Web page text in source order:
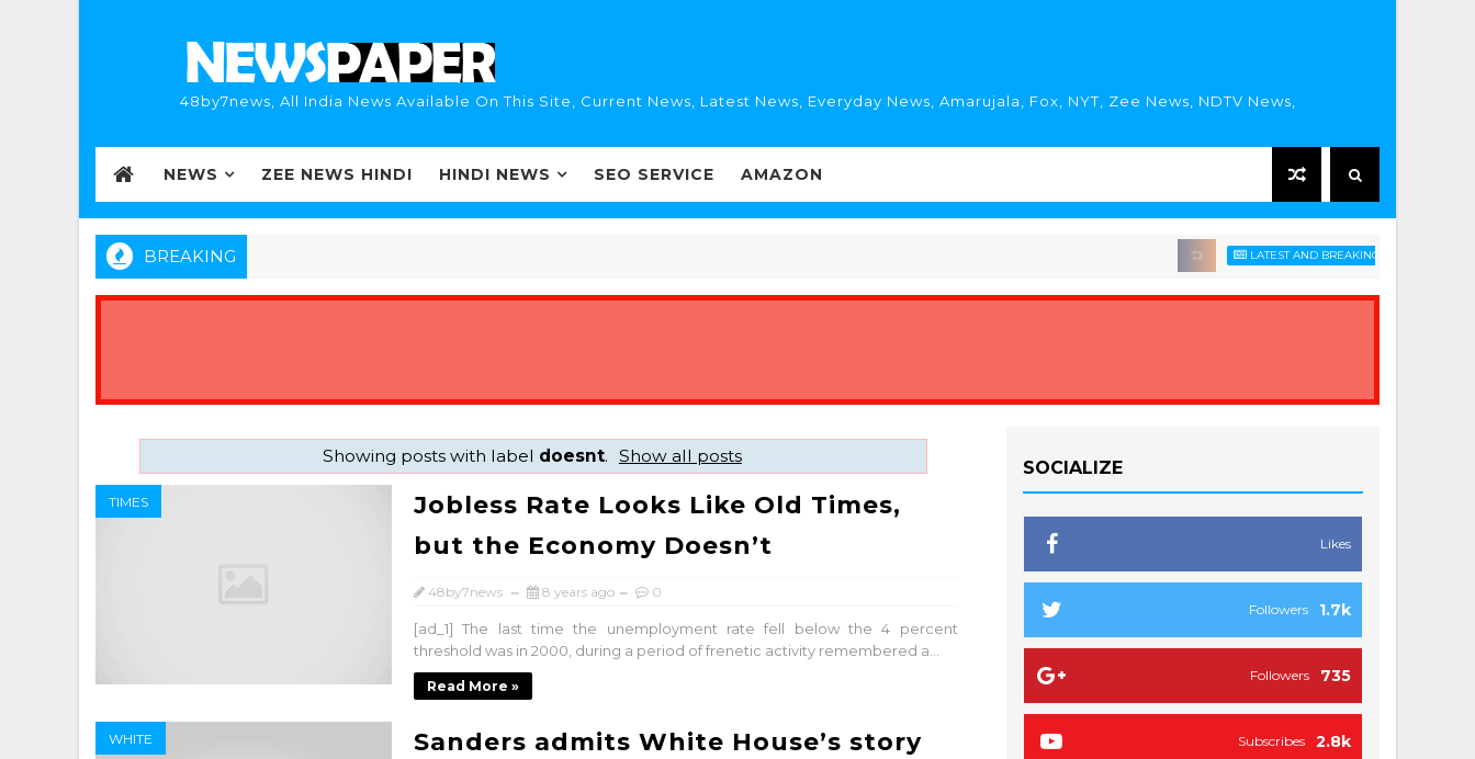
48by7news, All India News Available On This Site, Current News, Latest News, Everyday News, Amarujala, Fox, NYT, Zee News, NDTV News,
NEWS ZEE NEWS HINDI HINDI NEWS SEO SERVICE AMAZON
BREAKING LATEST AND BREAKING HINDI NEWS
Showing posts with label doesnt. Show all posts
TIMES
Jobless Rate Looks Like Old Times,
but the Economy Doesn’t
48by7news 8 years ago 0
[ad_1] The last time the unemployment rate fell below the 4 percent
threshold was in 2000, during a period of frenetic activity remembered a...
Read More »
WHITE
Sanders admits White House’s story
SOCIALIZE
Likes
1.7k
Followers
735
Followers
2.8k
Subscribes